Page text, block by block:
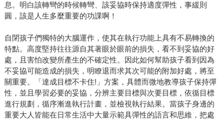
息。明白該轉彎的時候轉彎、該妥協時保持適度彈性，事緩則
圓，該是人生多麼重要的功課啊！
自閉孩子們獨特的大腦運作，使其在執行功能上具有不易轉換的
特點。高度堅持往往源自其著眼於眼前的損失，看不到妥協的好
處，且害怕改變所產生的不確定性。因此如何幫助孩子看到因為
不妥協可能造成的損失，明瞭退而求其次可能的附加好處，將至
關重要。「達成目標不卡住!」方案，具體而微地教導孩子保持彈
性，並且學習必要的妥協，分辨主要目標與次要目標，依循目標
進行規劃，循序漸進執行計畫，並檢視執行結果。當孩子身邊的
重要大人皆能在日常生活中大量示範具彈性的語言和思維，把處